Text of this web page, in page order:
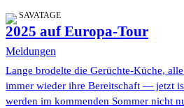
SAVATAGE
2025 auf Europa-Tour
Meldungen
Lange brodelte die Gerüchte-Küche,
immer wieder ihre Bereitschaft — jetzt
werden im kommenden Sommer nicht